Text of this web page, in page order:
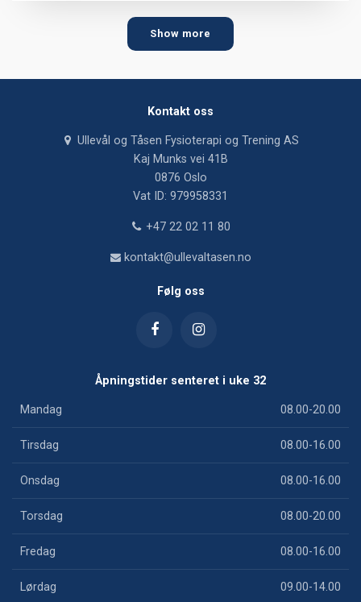
Show more
Kontakt oss
Ullevål og Tåsen Fysioterapi og Trening AS
Kaj Munks vei 41B
0876 Oslo
Vat ID: 979958331
+47 22 02 11 80
kontakt@ullevaltasen.no
Følg oss
Åpningstider senteret i uke 32
08.00-20.00
Mandag
08.00-16.00
Tirsdag
08.00-16.00
Onsdag
08.00-20.00
Torsdag
08.00-16.00
Fredag
09.00-14.00
Lørdag